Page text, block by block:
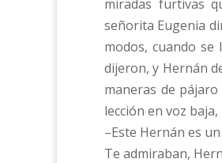
miradas furtivas
señorita Eugenia
modos, cuando se
dijeron, y Hernán
maneras de
lección en voz
–Este Hernán es
Te admiraban,